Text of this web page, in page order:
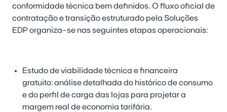
conformidade técnica bem definidos. O fluxo oficial de
contratação e transição estruturado pela Soluções
EDP organiza-se nas seguintes etapas operacionais:
Estudo de viabilidade técnica e financeira
gratuito:análise detalhada do histórico de consumo
e do perfil de carga das lojas para projetar a
margem real de economia tarifária.